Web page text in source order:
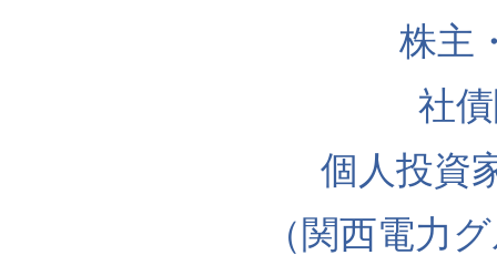
株主
社
個人投資
（関西電力